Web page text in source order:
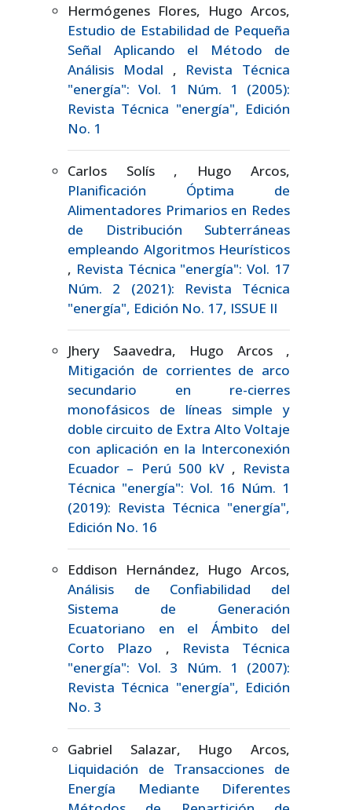
Hermógenes Flores, Hugo Arcos,
Estudio de Estabilidad de Pequeña
Señal Aplicando el Método de
Análisis Modal , Revista Técnica
"energía": Vol. 1 Núm. 1 (2005):
Revista Técnica "energía", Edición
No. 1
Carlos Solís , Hugo Arcos,
Planificación Óptima de
Alimentadores Primarios en Redes
de Distribución Subterráneas
empleando Algoritmos Heurísticos
, Revista Técnica "energía": Vol. 17
Núm. 2 (2021): Revista Técnica
"energía", Edición No. 17, ISSUE II
Jhery Saavedra, Hugo Arcos ,
Mitigación de corrientes de arco
secundario en re-cierres
monofásicos de líneas simple y
doble circuito de Extra Alto Voltaje
con aplicación en la Interconexión
Ecuador – Perú 500 kV , Revista
Técnica "energía": Vol. 16 Núm. 1
(2019): Revista Técnica "energía",
Edición No. 16
Eddison Hernández, Hugo Arcos,
Análisis de Confiabilidad del
Sistema de Generación
Ecuatoriano en el Ámbito del
Corto Plazo , Revista Técnica
"energía": Vol. 3 Núm. 1 (2007):
Revista Técnica "energía", Edición
No. 3
Gabriel Salazar, Hugo Arcos,
Liquidación de Transacciones de
Energía Mediante Diferentes